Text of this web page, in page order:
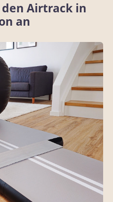
den Airtrack in
an